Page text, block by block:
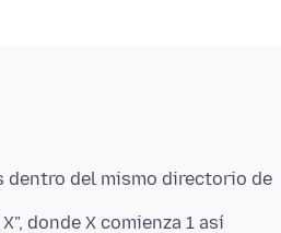
dentro del mismo directorio de
donde X comienza 1 así